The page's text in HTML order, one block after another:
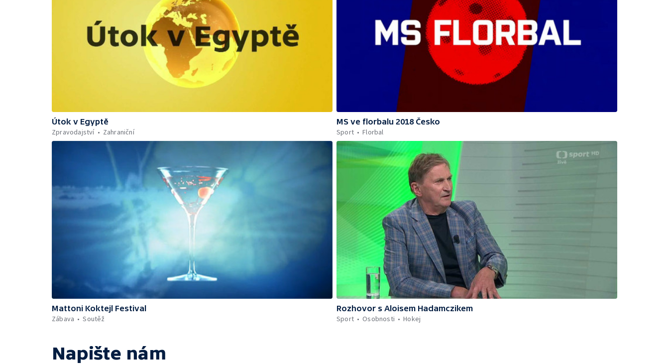
Útok v Egyptě
Zpravodajství
Zahraniční
MS ve florbalu 2018 Česko
Sport
Florbal
Mattoni Koktejl Festival
Zábava
Soutěž
Rozhovor s Aloisem Hadamczikem
Sport
Osobnosti Hokej
Napište nám